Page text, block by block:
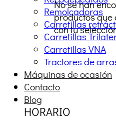
Remolcadoras
Carretillas
Carretillas
Carretillas VNA
Tractores de
Máquinas de ocasión
Contacto
Blog
No se han
productos que
con tu
HORARIO